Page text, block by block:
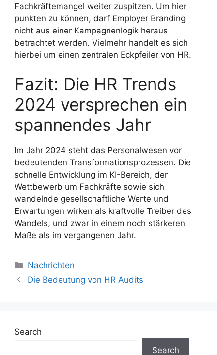
Fachkräftemangel weiter zuspitzen. Um hier
punkten zu können, darf Employer Branding
nicht aus einer Kampagnenlogik heraus
betrachtet werden. Vielmehr handelt es sich
hierbei um einen zentralen Eckpfeiler von HR.
Fazit: Die HR Trends
2024 versprechen ein
spannendes Jahr
Im Jahr 2024 steht das Personalwesen vor
bedeutenden Transformationsprozessen. Die
schnelle Entwicklung im KI-Bereich, der
Wettbewerb um Fachkräfte sowie sich
wandelnde gesellschaftliche Werte und
Erwartungen wirken als kraftvolle Treiber des
Wandels, und zwar in einem noch stärkeren
Maße als im vergangenen Jahr.
Nachrichten
Die Bedeutung von HR Audits
Search
Search